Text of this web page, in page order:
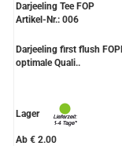
Darjeeling Tee FOP
Artikel-Nr.: 006
Darjeeling first flush
optimale Quali..
Lager
Ab € 2.00